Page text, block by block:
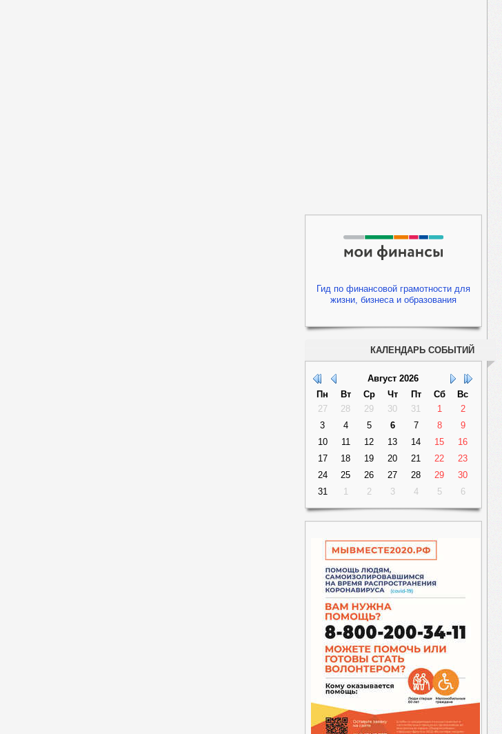
Гид по финансовой грамотности для
жизни, бизнеса и образования
КАЛЕНДАРЬ СОБЫТИЙ
Август 2026
Пн
Вт Ср Чт Пт Сб
Вс
27
28 29 30 31 1
2
3
4 5 6 7 8
9
10
11 12 13 14 15
16
17
18 19 20 21 22
23
24
25 26 27 28 29
30
31
1 2 3 4 5 6